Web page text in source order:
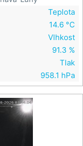
Teplota
14.6 °C
Vlhkost
91.3 %
Tlak
958.1 hPa